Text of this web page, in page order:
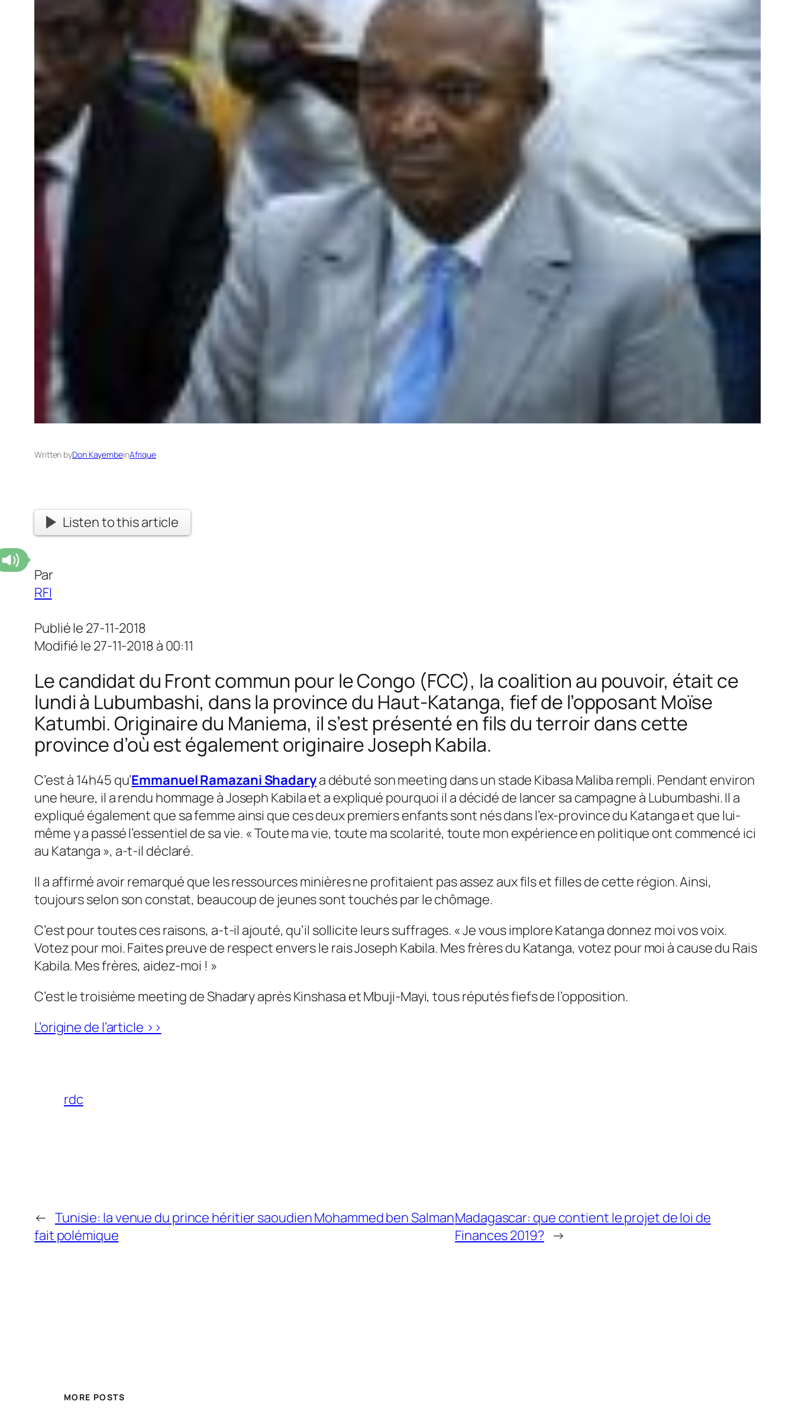
Written byDon KayembeinAfrique
Listen to this article
Par
RFI
Publié le 27-11-2018
Modifié le 27-11-2018 à 00:11
Le candidat du Front commun pour le Congo (FCC), la coalition au pouvoir, était ce
lundi à Lubumbashi, dans la province du Haut-Katanga, fief de l’opposant Moïse
Katumbi. Originaire du Maniema, il s’est présenté en fils du terroir dans cette
province d’où est également originaire Joseph Kabila.
C’est à 14h45 qu’Emmanuel Ramazani Shadarya débuté son meeting dans un stade Kibasa Maliba rempli. Pendant environ
une heure, il a rendu hommage à Joseph Kabila et a expliqué pourquoi il a décidé de lancer sa campagne à Lubumbashi. Il a
expliqué également que sa femme ainsi que ces deux premiers enfants sont nés dans l’ex-province du Katanga et que lui-
même y a passé l’essentiel de sa vie. «Toute ma vie, toute ma scolarité, toute mon expérience en politique ont commencé ici
au Katanga », a-t-il déclaré.
Il a affirmé avoir remarqué que les ressources minières ne profitaient pas assez aux fils et filles de cette région. Ainsi,
toujours selon son constat, beaucoup de jeunes sont touchés par le chômage.
C’est pour toutes ces raisons, a-t-il ajouté, qu’il sollicite leurs suffrages. «Je vous implore Katanga donnez moi vos voix.
Votez pour moi. Faites preuve de respect envers le rais Joseph Kabila. Mes frères du Katanga, votez pour moi à cause du Rais
Kabila. Mes frères, aidez-moi ! »
C’est le troisième meeting de Shadary après Kinshasa et Mbuji-Mayi, tous réputés fiefs de l’opposition.
L’origine de l’article >>
rdc
← Tunisie: la venue du prince héritier saoudien Mohammed ben Salman
fait polémique
Madagascar: que contient le projet de loi de
Finances 2019? →
MORE POSTS